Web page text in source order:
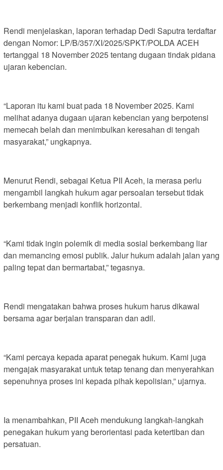
Rendi menjelaskan, laporan terhadap Dedi Saputra terdaftar
dengan Nomor: LP/B/357/XI/2025/SPKT/POLDA ACEH
tertanggal 18 November 2025 tentang dugaan tindak pidana
ujaran kebencian.
“Laporan itu kami buat pada 18 November 2025. Kami
melihat adanya dugaan ujaran kebencian yang berpotensi
memecah belah dan menimbulkan keresahan di tengah
masyarakat,” ungkapnya.
Menurut Rendi, sebagai Ketua PII Aceh, ia merasa perlu
mengambil langkah hukum agar persoalan tersebut tidak
berkembang menjadi konflik horizontal.
“Kami tidak ingin polemik di media sosial berkembang liar
dan memancing emosi publik. Jalur hukum adalah jalan yang
paling tepat dan bermartabat,” tegasnya.
Rendi mengatakan bahwa proses hukum harus dikawal
bersama agar berjalan transparan dan adil.
“Kami percaya kepada aparat penegak hukum. Kami juga
mengajak masyarakat untuk tetap tenang dan menyerahkan
sepenuhnya proses ini kepada pihak kepolisian,” ujarnya.
Ia menambahkan, PII Aceh mendukung langkah-langkah
penegakan hukum yang berorientasi pada ketertiban dan
persatuan.